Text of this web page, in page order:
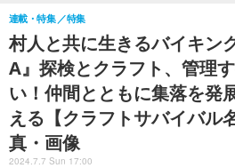
村人と共に生きるバイキン
A』探検とクラフト、管理
い！仲間とともに集落を発
える【クラフトサバイバル
真・画像
連載・特集 特集
2024.7.7 Sun 17:00